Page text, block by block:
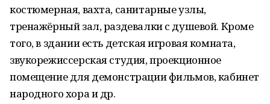
костюмерная, вахта, санитарные узлы,
тренажёрный зал, раздевалки с душевой. Кроме
того, в здании есть детская игровая комната,
звукорежиссерская студия, проекционное
помещение для демонстрации фильмов, кабинет
народного хора и др.